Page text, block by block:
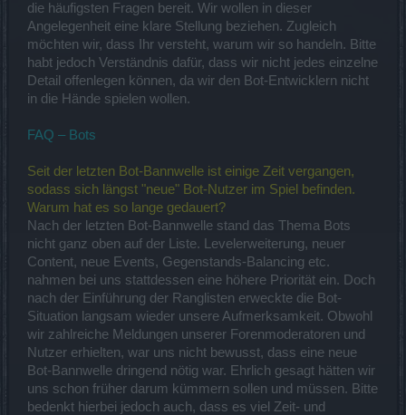
die häufigsten Fragen bereit. Wir wollen in dieser
Angelegenheit eine klare Stellung beziehen. Zugleich
möchten wir, dass Ihr versteht, warum wir so handeln. Bitte
habt jedoch Verständnis dafür, dass wir nicht jedes einzelne
Detail offenlegen können, da wir den Bot-Entwicklern nicht
in die Hände spielen wollen.
FAQ – Bots
Seit der letzten Bot-Bannwelle ist einige Zeit vergangen,
sodass sich längst "neue" Bot-Nutzer im Spiel befinden.
Warum hat es so lange gedauert?
Nach der letzten Bot-Bannwelle stand das Thema Bots
nicht ganz oben auf der Liste. Levelerweiterung, neuer
Content, neue Events, Gegenstands-Balancing etc.
nahmen bei uns stattdessen eine höhere Priorität ein. Doch
nach der Einführung der Ranglisten erweckte die Bot-
Situation langsam wieder unsere Aufmerksamkeit. Obwohl
wir zahlreiche Meldungen unserer Forenmoderatoren und
Nutzer erhielten, war uns nicht bewusst, dass eine neue
Bot-Bannwelle dringend nötig war. Ehrlich gesagt hätten wir
uns schon früher darum kümmern sollen und müssen. Bitte
bedenkt hierbei jedoch auch, dass es viel Zeit- und